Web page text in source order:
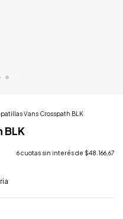
Vans Crosspath BLK
BLK
6cuotas sin interés de $48.166,67